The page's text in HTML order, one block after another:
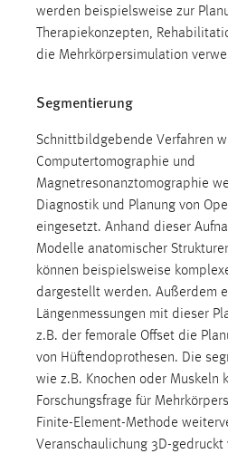
werden beispielsweise zur
Therapiekonzepten,
die Mehrkörpersimulation
Segmentierung
Schnittbildgebende Verfahren
Computertomographie und
Magnetresonanztomographie
Diagnostik und Planung von
eingesetzt. Anhand dieser
Modelle anatomischer
können beispielsweise
dargestellt werden. Außerdem
Längenmessungen mit dieser
z.B. der femorale Offset die
von Hüftendoprothesen. Die
wie z.B. Knochen oder Muskeln
Forschungsfrage für
Finite-Element-Methode
Veranschaulichung 3D-gedruckt